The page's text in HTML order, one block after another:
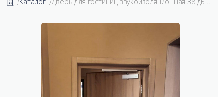
Каталог Дверь для гостиниц звукоизоляционная 38 дБ с электронным замком и доводчиком 54000р.